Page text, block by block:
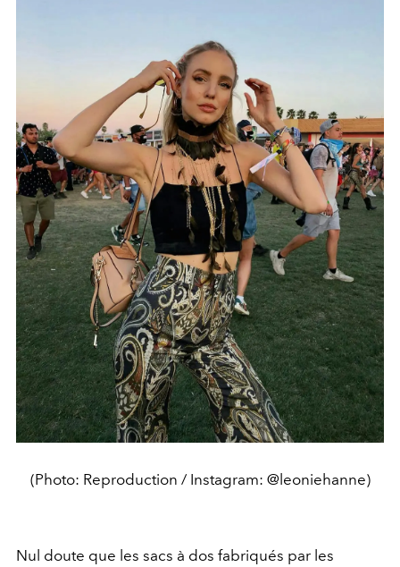
(Photo: Reproduction / Instagram: @leoniehanne)
Nul doute que les sacs à dos fabriqués par les